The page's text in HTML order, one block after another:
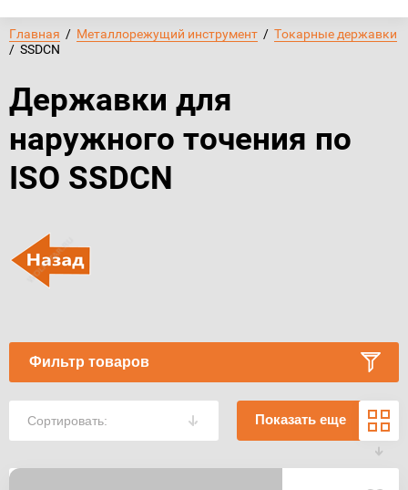
Главная
  /
Металлорежущий инструмент
  /
Токарные державки
/  SSDCN
Державки для
наружного точения по
ISO SSDCN
Фильтр товаров
Сортировать: Показать еще